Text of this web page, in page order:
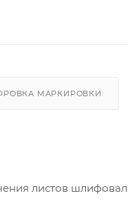
МАРКИРОВКИ
листов